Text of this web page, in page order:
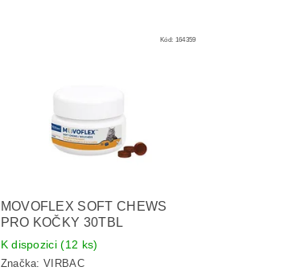
Kód: 164359
MOVOFLEX SOFT CHEWS
PRO KOČKY 30TBL
K dispozici(12 ks)
Značka:VIRBAC